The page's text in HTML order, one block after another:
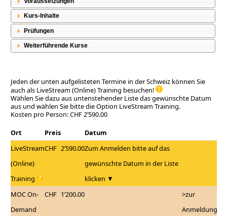
Kurs-Inhalte
Prüfungen
Weiterführende Kurse
Jeden der unten aufgelisteten Termine in der Schweiz können Sie
auch als LiveStream (Online) Training besuchen!
Wählen Sie dazu aus untenstehender Liste das gewünschte Datum
aus und wählen Sie bitte die Option LiveStream Training.
Kosten pro Person: CHF 2’590.00
Ort
Preis
Datum
LiveStream
(Online)
Training
CHF 2’590.00Zum Anmelden bitte auf das
gewünschte Datum in der Liste
klicken ▼
MOC On-
Demand
CHF 1’200.00
>zur
Anmeldung